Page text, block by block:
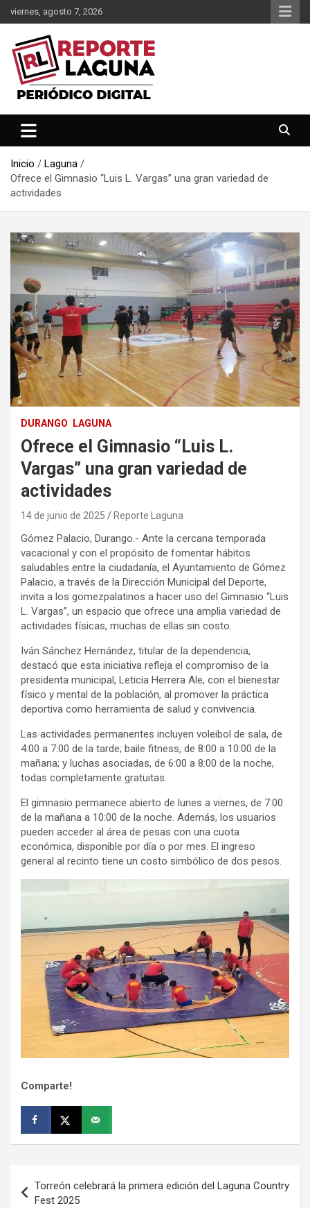
Saltar
al
contenido
viernes, agosto 7, 2026
Reporte Laguna
Inicio
Laguna
Ofrece el Gimnasio “Luis L. Vargas” una gran variedad de
actividades
DURANGO LAGUNA
Ofrece el Gimnasio “Luis L.
Vargas” una gran variedad de
actividades
14 de junio de 2025 Reporte Laguna
Gómez Palacio, Durango.- Ante la cercana temporada
vacacional y con el propósito de fomentar hábitos
saludables entre la ciudadanía, el Ayuntamiento de Gómez
Palacio, a través de la Dirección Municipal del Deporte,
invita a los gomezpalatinos a hacer uso del Gimnasio “Luis
L. Vargas”, un espacio que ofrece una amplia variedad de
actividades físicas, muchas de ellas sin costo.
Iván Sánchez Hernández, titular de la dependencia,
destacó que esta iniciativa refleja el compromiso de la
presidenta municipal, Leticia Herrera Ale, con el bienestar
físico y mental de la población, al promover la práctica
deportiva como herramienta de salud y convivencia.
Las actividades permanentes incluyen voleibol de sala, de
4:00 a 7:00 de la tarde; baile fitness, de 8:00 a 10:00 de la
mañana; y luchas asociadas, de 6:00 a 8:00 de la noche,
todas completamente gratuitas.
El gimnasio permanece abierto de lunes a viernes, de 7:00
de la mañana a 10:00 de la noche. Además, los usuarios
pueden acceder al área de pesas con una cuota
económica, disponible por día o por mes. El ingreso
general al recinto tiene un costo simbólico de dos pesos.
Comparte!
de
Torreón celebrará la primera edición del Laguna Country
Fest 2025